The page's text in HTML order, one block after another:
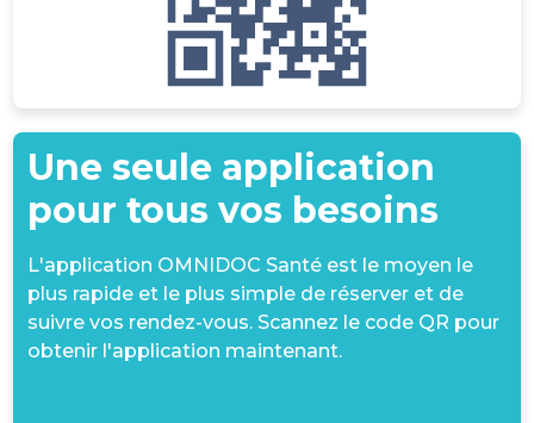
Une seule application
pour tous vos besoins
L'application OMNIDOC Santé est le moyen le
plus rapide et le plus simple de réserver et de
suivre vos rendez-vous. Scannez le code QR pour
obtenir l'application maintenant.